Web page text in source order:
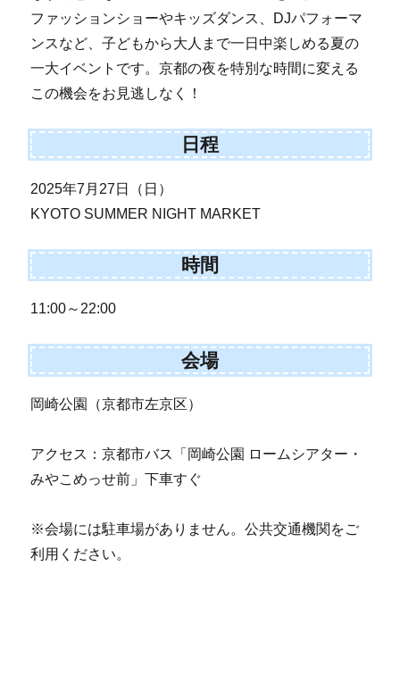
ファッションショーやキッズダンス、DJパフォーマ
ンスなど、子どもから大人まで一日中楽しめる夏の
一大イベントです。京都の夜を特別な時間に変える
この機会をお見逃しなく！
日程
2025年7月27日（日）
KYOTO SUMMER NIGHT MARKET
時間
11:00～22:00
会場
岡崎公園（京都市左京区）
アクセス：京都市バス「岡崎公園 ロームシアター・
みやこめっせ前」下車すぐ
※会場には駐車場がありません。公共交通機関をご
利用ください。